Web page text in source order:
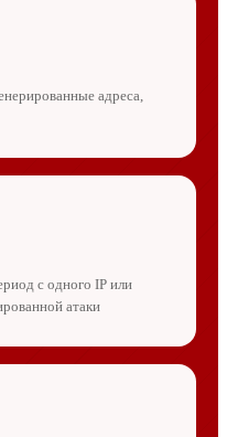
адреса,
с одного IP или
атаки